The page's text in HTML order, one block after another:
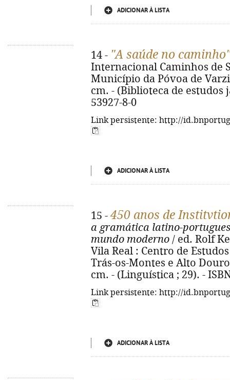
ADICIONAR À LISTA
14 - "A saúde no caminho"
Internacional Caminhos de
Município da Póvoa de
cm. - (Biblioteca de estudos
53927-8-0
Link persistente: http://
ADICIONAR À LISTA
15 -450 anos de
a gramática latino-
mundo moderno / ed. Rolf
Vila Real : Centro de
Trás-os-Montes e Alto
cm. - (Linguística ; 29). -
Link persistente: http://
ADICIONAR À LISTA